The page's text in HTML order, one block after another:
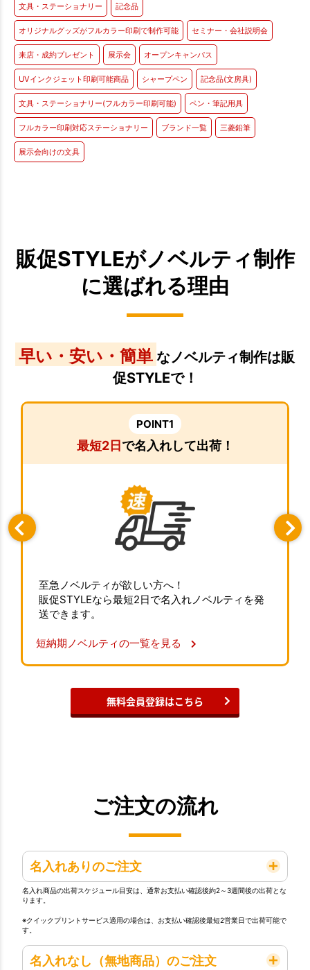
文具・ステーショナリー 記念品
オリジナルグッズがフルカラー印刷で制作可能 セミナー・会社説明会
来店・成約プレゼント 展示会 オープンキャンパス
UVインクジェット印刷可能商品 シャープペン 記念品(文房具)
文具・ステーショナリー(フルカラー印刷可能) ペン・筆記用具
フルカラー印刷対応ステーショナリー ブランド一覧 三菱鉛筆
展示会向けの文具
販促STYLEがノベルティ制作
に選ばれる理由
早い・安い・簡単 なノベルティ制作は販
促STYLEで！
POINT1
最短2日 で名入れして出荷！
至急ノベルティが欲しい方へ！
販促STYLEなら最短2日で名入れノベルティを発
送できます。
短納期ノベルティの一覧を見る
無料会員登録はこちら
ご注文の流れ
名入れありのご注文
名入れ商品の出荷スケジュール目安は、通常お支払い確認後約2～3週間後の出荷とな
ります。
※クイックプリントサービス適用の場合は、お支払い確認後最短2営業日で出荷可能で
す。
名入れなし（無地商品）のご注文